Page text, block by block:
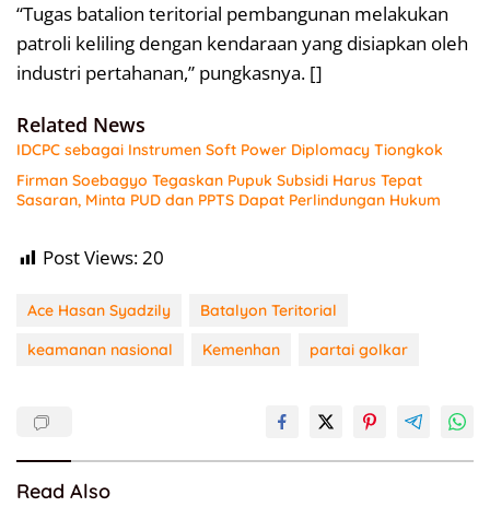
“Tugas batalion teritorial pembangunan melakukan
patroli keliling dengan kendaraan yang disiapkan oleh
industri pertahanan,” pungkasnya. []
Related News
IDCPC sebagai Instrumen Soft Power Diplomacy Tiongkok
Firman Soebagyo Tegaskan Pupuk Subsidi Harus Tepat
Sasaran, Minta PUD dan PPTS Dapat Perlindungan Hukum
Post Views:20
Ace Hasan Syadzily
Batalyon Teritorial
keamanan nasional
Kemenhan partai golkar
Read Also